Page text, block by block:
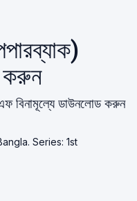
করুন
বিনামূল্যে ডাউনলোড করুন
Series: 1st